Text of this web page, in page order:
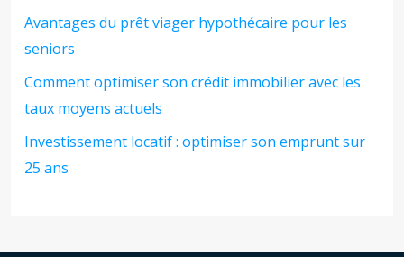
Avantages du prêt viager hypothécaire pour les
seniors
Comment optimiser son crédit immobilier avec les
taux moyens actuels
Investissement locatif : optimiser son emprunt sur
25 ans